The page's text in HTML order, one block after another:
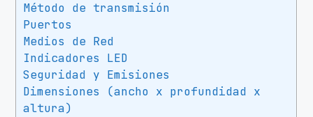
Método de transmisión
Puertos
Medios de Red
Indicadores LED
Seguridad y Emisiones
Dimensiones (ancho x profundidad x
altura)